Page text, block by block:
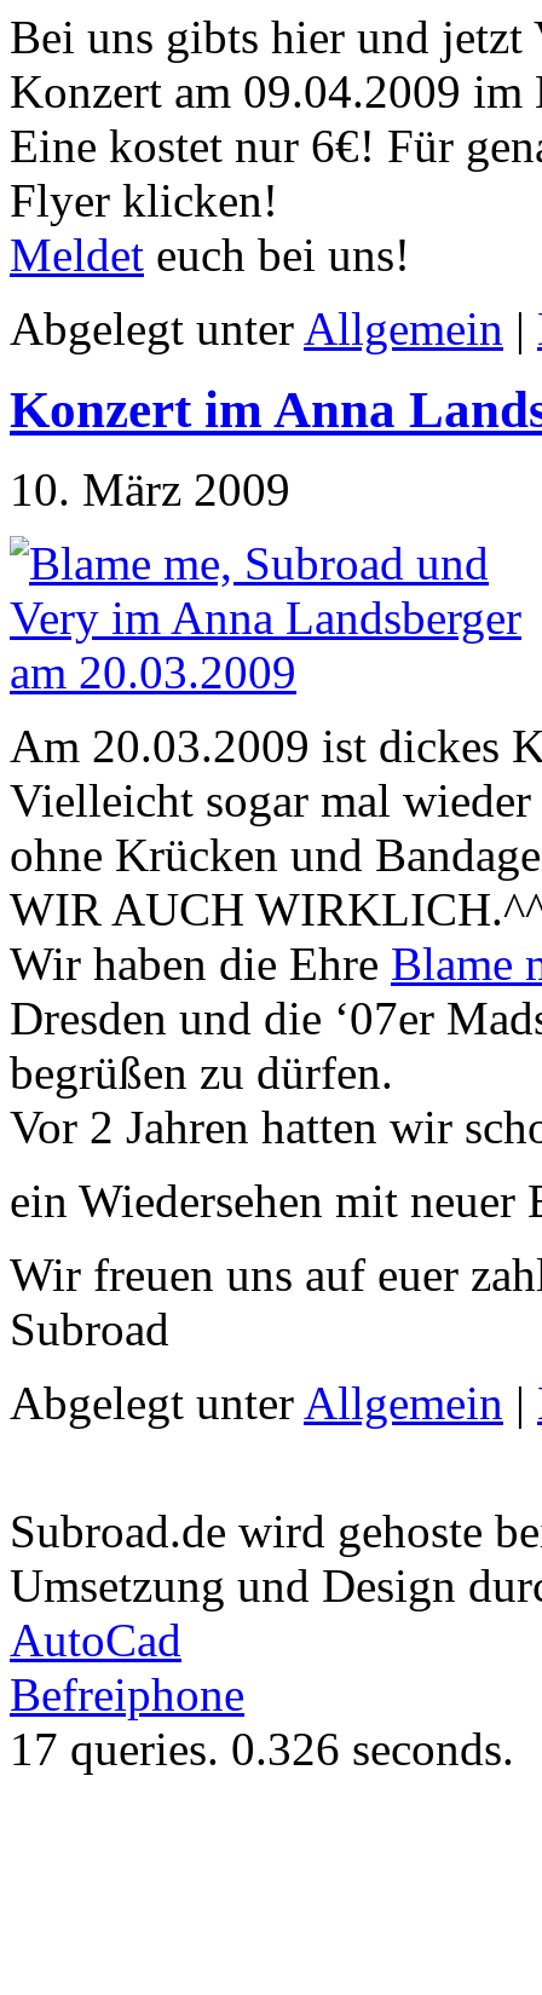
Bei uns gibts hier und jetzt
Konzert am 09.04.2009 im
Eine kostet nur 6€! Für
Flyer klicken!
Meldet euch bei uns!
Abgelegt unter Allgemein |
Konzert im Anna
10. März 2009
Am 20.03.2009 ist dickes
Vielleicht sogar mal
ohne Krücken und
WIR AUCH
Wir haben die Ehre Blame
Dresden und die ‘07er
begrüßen zu dürfen.
Vor 2 Jahren hatten wir
ein Wiedersehen mit neuer
Wir freuen uns auf euer
Subroad
Abgelegt unter Allgemein |
Subroad.de wird gehoste
Umsetzung und Design
AutoCad
Befreiphone
17 queries. 0.326 seconds.